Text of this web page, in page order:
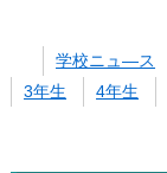
学校ニュ―ス
3年生
4年生